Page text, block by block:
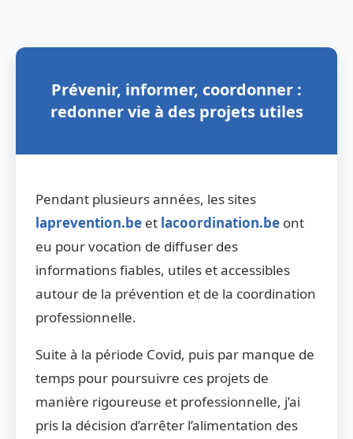
Prévenir, informer, coordonner :
redonner vie à des projets utiles
Pendant plusieurs années, les sites
laprevention.be et lacoordination.be ont
eu pour vocation de diffuser des
informations fiables, utiles et accessibles
autour de la prévention et de la coordination
professionnelle.
Suite à la période Covid, puis par manque de
temps pour poursuivre ces projets de
manière rigoureuse et professionnelle, j’ai
pris la décision d’arrêter l’alimentation des